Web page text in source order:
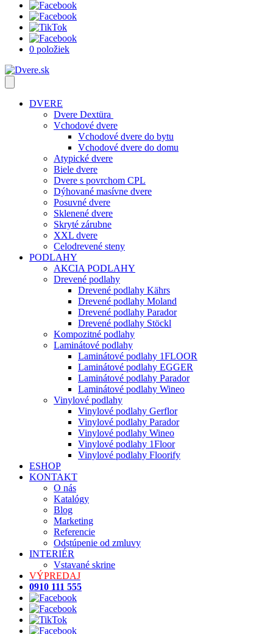
0 položiek
DVERE
Dvere Dextüra
Vchodové dvere
Vchodové dvere do bytu
Vchodové dvere do domu
Atypické dvere
Biele dvere
Dvere s povrchom CPL
Dýhované masívne dvere
Posuvné dvere
Sklenené dvere
Skryté zárubne
XXL dvere
Celodrevené steny
PODLAHY
AKCIA PODLAHY
Drevené podlahy
Drevené podlahy Kährs
Drevené podlahy Moland
Drevené podlahy Parador
Drevené podlahy Stöckl
Kompozitné podlahy
Laminátové podlahy
Laminátové podlahy 1FLOOR
Laminátové podlahy EGGER
Laminátové podlahy Parador
Laminátové podlahy Wineo
Vinylové podlahy
Vinylové podlahy Gerflor
Vinylové podlahy Parador
Vinylové podlahy Wineo
Vinylové podlahy 1Floor
Vinylové podlahy Floorify
ESHOP
KONTAKT
O nás
Katalógy
Blog
Marketing
Referencie
Odstúpenie od zmluvy
INTERIÉR
Vstavané skrine
VÝPREDAJ
0910 111 555